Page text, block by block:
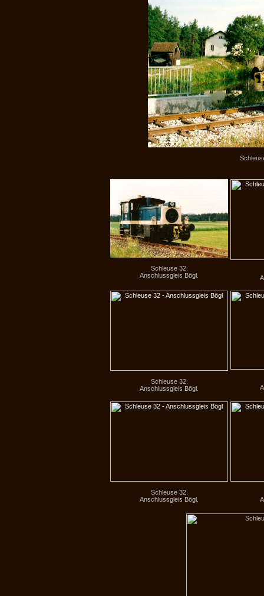
Schleuse 32.
Anschlussgleis Bögl.
Schleuse 32.
Anschlussgleis Bögl.
Schleuse 32.
Anschlussgleis Bögl.